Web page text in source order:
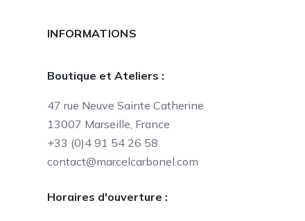
INFORMATIONS
Boutique et Ateliers :
47 rue Neuve Sainte Catherine
13007 Marseille, France
+33 (0)4 91 54 26 58
contact@marcelcarbonel.com
Horaires d'ouverture :